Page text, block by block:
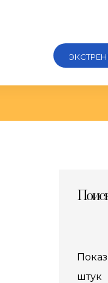
штук